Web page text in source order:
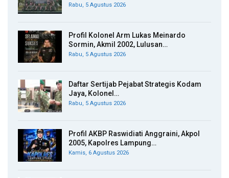
Rabu, 5 Agustus 2026
Profil Kolonel Arm Lukas Meinardo
Sormin, Akmil 2002, Lulusan…
Rabu, 5 Agustus 2026
Daftar Sertijab Pejabat Strategis Kodam
Jaya, Kolonel…
Rabu, 5 Agustus 2026
Profil AKBP Raswidiati Anggraini, Akpol
2005, Kapolres Lampung…
Kamis, 6 Agustus 2026